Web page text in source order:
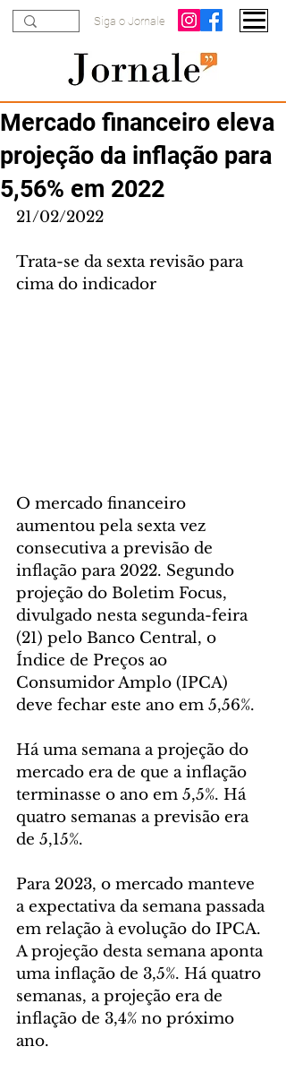
Siga o Jornale
Mercado financeiro eleva
projeção da inflação para
5,56% em 2022
21/02/2022
Trata-se da sexta revisão para
cima do indicador
O mercado financeiro
aumentou pela sexta vez
consecutiva a previsão de
inflação para 2022. Segundo
projeção do Boletim Focus,
divulgado nesta segunda-feira
(21) pelo Banco Central, o
Índice de Preços ao
Consumidor Amplo (IPCA)
deve fechar este ano em 5,56%.
Há uma semana a projeção do
mercado era de que a inflação
terminasse o ano em 5,5%. Há
quatro semanas a previsão era
de 5,15%.
Para 2023, o mercado manteve
a expectativa da semana passada
em relação à evolução do IPCA.
A projeção desta semana aponta
uma inflação de 3,5%. Há quatro
semanas, a projeção era de
inflação de 3,4% no próximo
ano.